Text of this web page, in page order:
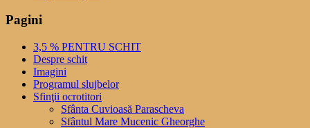
Pagini
3,5 % PENTRU SCHIT
Despre schit
Imagini
Programul slujbelor
Sfinţii ocrotitori
Sfânta Cuvioasă Parascheva
Sfântul Mare Mucenic Gheorghe